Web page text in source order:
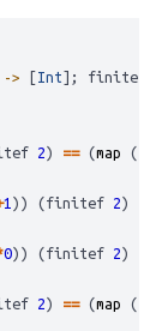
-> [Int]; finitef
2) == (map (
1 )) (finitef 2)
0)) (finitef 2)
2) == (map (